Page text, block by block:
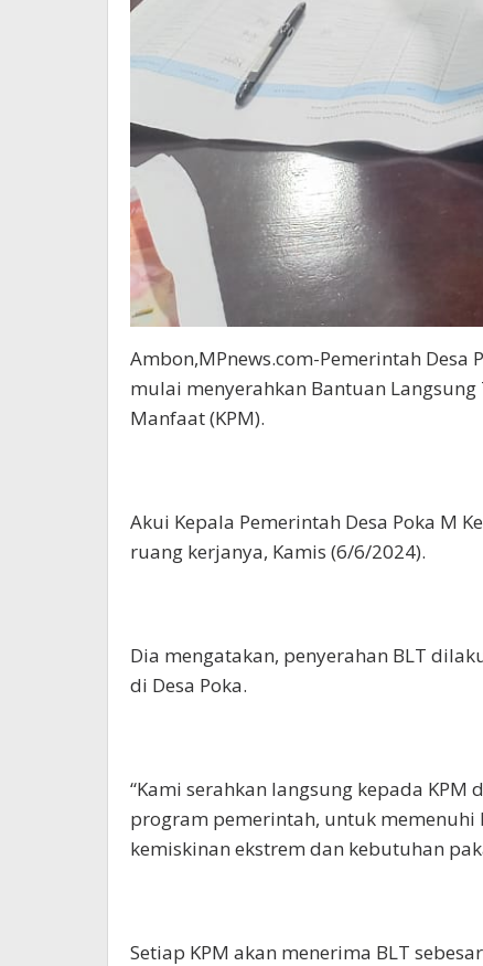
Ambon,MPnews.com-Pemerintah Desa
mulai menyerahkan Bantuan
Manfaat (KPM).
Akui Kepala Pemerintah Desa Poka M
ruang kerjanya, Kamis (6/6/2024).
Dia mengatakan, penyerahan BLT
di Desa Poka.
“Kami serahkan langsung kepada KPM
program pemerintah, untuk
kemiskinan ekstrem dan kebutuhan
Setiap KPM akan menerima BLT